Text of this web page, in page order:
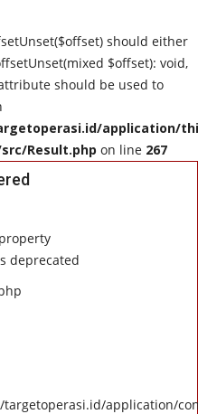
should either
$offset): void,
should be used to
application/
Result.php on line 267
deprecated
application/